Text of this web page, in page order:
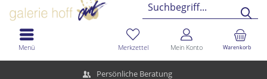
Persönliche Beratung
Warenkorb
Merkzettel Mein Konto
Menü